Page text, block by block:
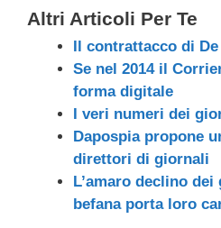
Altri Articoli Per Te
Il contrattacco di
Se nel 2014 il
forma digitale
I veri numeri dei
Dapospia propone
direttori di giornali
L’amaro declino
befana porta loro